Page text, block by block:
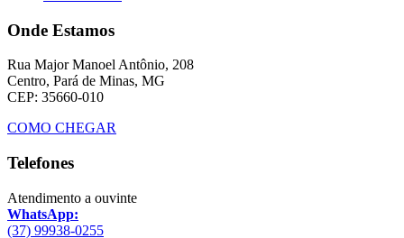
Onde Estamos
Rua Major Manoel Antônio, 208
Centro, Pará de Minas, MG
CEP: 35660-010
COMO CHEGAR
Telefones
Atendimento a ouvinte
WhatsApp:
(37) 99938-0255